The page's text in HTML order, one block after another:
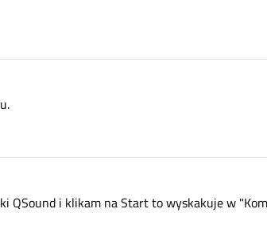
QSound i klikam na Start to wyskakuje w